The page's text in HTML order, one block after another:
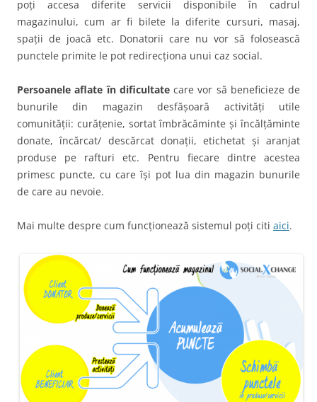
poți accesa diferite servicii disponibile în cadrul
magazinului, cum ar fi bilete la diferite cursuri, masaj,
spații de joacă etc. Donatorii care nu vor să folosească
punctele primite le pot redirecționa unui caz social.
Persoanele aflate în dificultatecare vor să beneficieze de
bunurile din magazin desfășoară activități utile
comunității: curățenie, sortat îmbrăcăminte și încălțăminte
donate, încărcat/ descărcat donații, etichetat și aranjat
produse pe rafturi etc. Pentru fiecare dintre acestea
primesc puncte, cu care își pot lua din magazin bunurile
de care au nevoie.
Mai multe despre cum funcționează sistemul poți citi aici.